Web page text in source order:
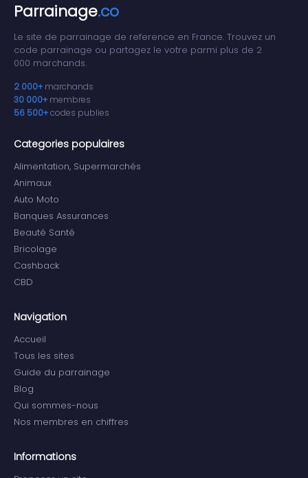
Parrainage.co
Le site de parrainage de reference en France. Trouvez un
code parrainage ou partagez le votre parmi plus de 2
000 marchands.
2 000+ marchands
30 000+ membres
56 500+codes publies
Categories populaires
Alimentation, Supermarchés
Animaux
Auto Moto
Banques Assurances
Beauté Santé
Bricolage
Cashback
CBD
Navigation
Accueil
Tous les sites
Guide du parrainage
Blog
Qui sommes-nous
Nos membres en chiffres
Informations